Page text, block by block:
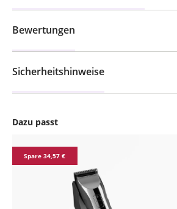
Dazu passt
Spare 34,57 €
Bewertungen
Sicherheitshinweise